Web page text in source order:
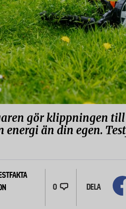
gör klippningen
energi än din egen.
0 DELA